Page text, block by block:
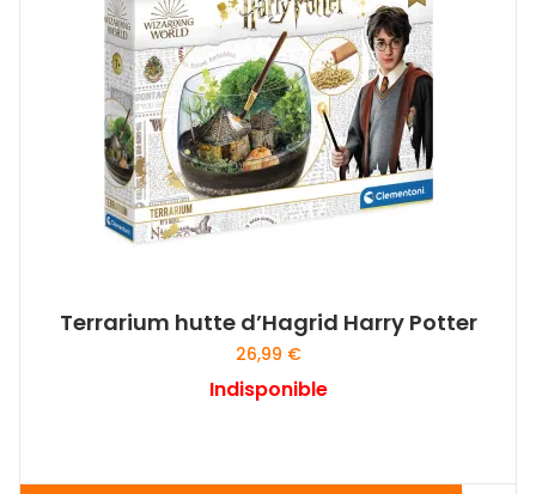
Terrarium hutte d’Hagrid Harry Potter
26,99 €
Indisponible